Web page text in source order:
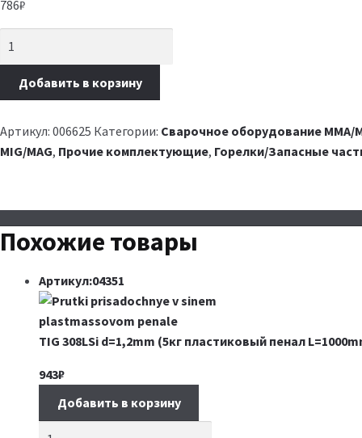
786₽
Добавить в корзину
Артикул: 006625 Категории: Сварочное оборудование MMA/
MIG/MAG, Прочие комплектующие, Горелки/Запасные
Похожие товары
Артикул:04351
TIG 308LSi d=1,2mm (5кг пластиковый пенал
943₽
Добавить в корзину